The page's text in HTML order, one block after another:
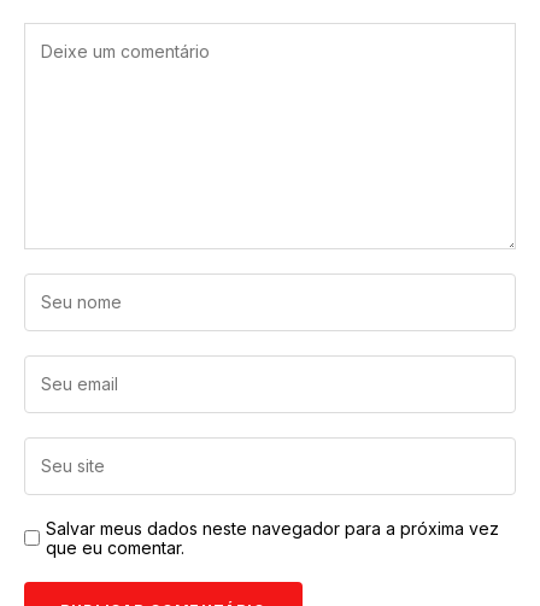
Salvar meus dados neste navegador para a próxima vez
que eu comentar.